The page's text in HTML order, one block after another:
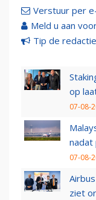
Verstuur per
Meld u aan
Tip de redactie
op
07-08-
nadat
07-08-
ziet